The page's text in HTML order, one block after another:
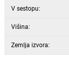
V sestopu:
Višina:
Zemlja izvora: